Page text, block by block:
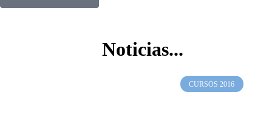
Noticias...
CURSOS 2016